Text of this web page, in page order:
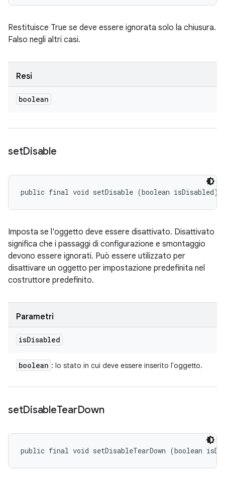
Restituisce True se deve essere ignorata solo la chiusura.
Falso negli altri casi.
Resi
boolean
setDisable
public final void setDisable (boolean isDisabled)
Imposta se l'oggetto deve essere disattivato. Disattivato
significa che i passaggi di configurazione e smontaggio
devono essere ignorati. Può essere utilizzato per
disattivare un oggetto per impostazione predefinita nel
costruttore predefinito.
Parametri
isDisabled
boolean : lo stato in cui deve essere inserito l'oggetto.
setDisableTearDown
public final void setDisableTearDown (boolean